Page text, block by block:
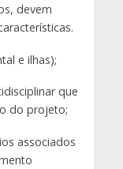
devem
e ilhas);
que
do projeto;
associados